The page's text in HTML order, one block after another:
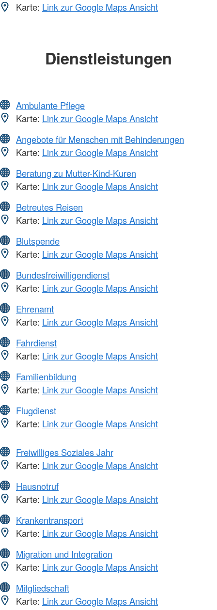
Karte: Link zur Google Maps Ansicht
Dienstleistungen
Ambulante Pflege
Karte: Link zur Google Maps Ansicht
Angebote für Menschen mit Behinderungen
Karte: Link zur Google Maps Ansicht
Beratung zu Mutter-Kind-Kuren
Karte: Link zur Google Maps Ansicht
Betreutes Reisen
Karte: Link zur Google Maps Ansicht
Blutspende
Karte: Link zur Google Maps Ansicht
Bundesfreiwilligendienst
Karte: Link zur Google Maps Ansicht
Ehrenamt
Karte: Link zur Google Maps Ansicht
Fahrdienst
Karte: Link zur Google Maps Ansicht
Familienbildung
Karte: Link zur Google Maps Ansicht
Flugdienst
Karte: Link zur Google Maps Ansicht
Freiwilliges Soziales Jahr
Karte: Link zur Google Maps Ansicht
Hausnotruf
Karte: Link zur Google Maps Ansicht
Krankentransport
Karte: Link zur Google Maps Ansicht
Migration und Integration
Karte: Link zur Google Maps Ansicht
Mitgliedschaft
Karte: Link zur Google Maps Ansicht